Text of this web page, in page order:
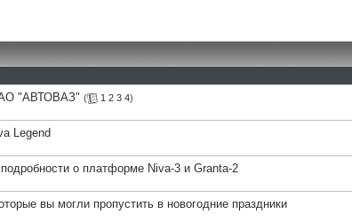
АО "АВТОВАЗ" ( 1 2 3 4)
Legend
о платформе Niva-3 и Granta-2
вы могли пропустить в новогодние праздники